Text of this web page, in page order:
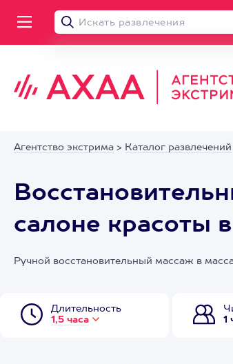
Агентство экстрима > Каталог развлечений
салоне красоты
Ручной восстановительный массаж в
Длительность
1,5 часа
1